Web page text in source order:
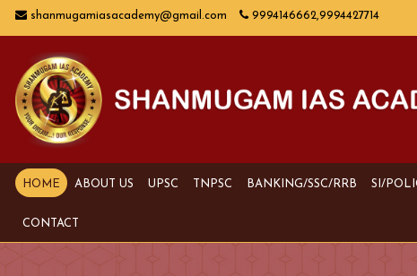
shanmugamiasacademy@gmail.com 9994146662,9994427714
HOME ABOUT US UPSC TNPSC BANKING/SSC/RRB SI/
CONTACT